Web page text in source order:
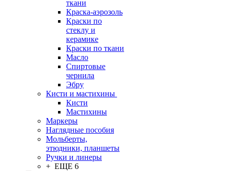
ткани
Краска-аэрозоль
Краски по
стеклу и
керамике
Краски по ткани
Масло
Спиртовые
чернила
Эбру
Кисти и мастихины
Кисти
Мастихины
Маркеры
Наглядные пособия
Мольберты,
этюдники, планшеты
Ручки и линеры
+ ЕЩЕ 6